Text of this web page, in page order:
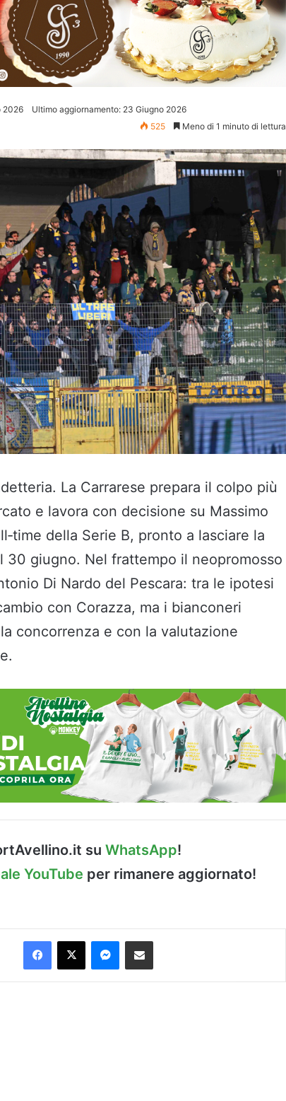
2026
Ultimo aggiornamento: 23 Giugno 2026
525
Meno di 1 minuto di lettura
La Carrarese prepara il colpo più
e lavora con decisione su Massimo
della Serie B, pronto a lasciare la
30 giugno. Nel frattempo il neopromosso
Di Nardo del Pescara: tra le ipotesi
con Corazza, ma i bianconeri
concorrenza e con la valutazione
su WhatsApp!
YouTube per rimanere aggiornato!
Facebook
X Messenger
Condividi via Email